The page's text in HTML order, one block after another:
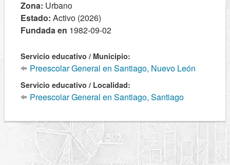
Zona: Urbano
Estado: Activo (2026)
Fundada en 1982-09-02
Servicio educativo / Municipio:
Preescolar General en Santiago, Nuevo León
Servicio educativo / Localidad:
Preescolar General en Santiago, Santiago